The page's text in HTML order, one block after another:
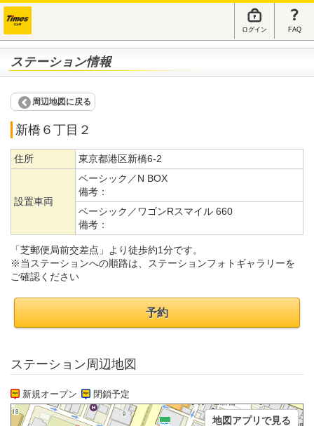
ログイン FAQ
ステーション情報
周辺地図に戻る
新橋６丁目２
住所 東京都港区新橋6-2
設置車両
ベーシック／N BOX
備考：
ベーシック／ワゴンRスマイル 660
備考：
「芝郵便局前交差点」より徒歩約1分です。
※当ステーションへの順路は、ステーションフォトギャラリーを
ご確認ください
予約
ステーション周辺地図
新規オープン 閉鎖予定
地図アプリで見る